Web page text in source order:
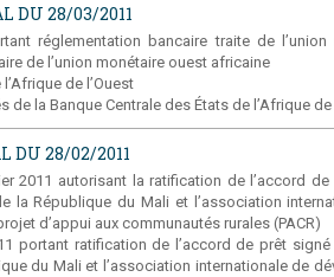
DU 28/03/2011
réglementation bancaire traite de
de l’union monétaire ouest africaine
de l’Ouest
la Banque Centrale des États de l’Afrique de
DU 28/02/2011
2011 autorisant la ratification de l’accord
la République du Mali et l’association
d’appui aux communautés rurales (PACR)
portant ratification de l’accord de prêt
du Mali et l’association internationale de